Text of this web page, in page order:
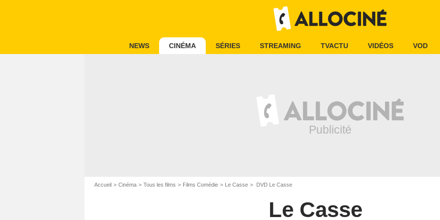
NEWS CINÉMA SÉRIES STREAMING TVACTU VIDÉOS VOD
Accueil Cinéma Tous les films Films Comédie Le Casse DVD Le Casse
Le Casse